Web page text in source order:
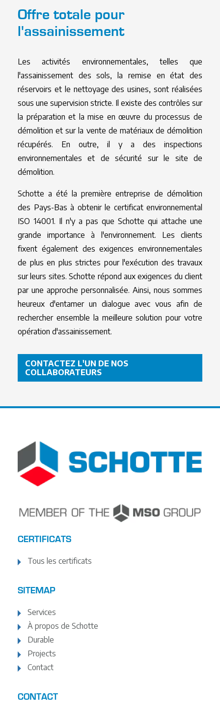
Offre totale pour
l'assainissement
Les activités environnementales, telles que
l'assainissement des sols, la remise en état des
réservoirs et le nettoyage des usines, sont réalisées
sous une supervision stricte. Il existe des contrôles sur
la préparation et la mise en œuvre du processus de
démolition et sur la vente de matériaux de démolition
récupérés. En outre, il y a des inspections
environnementales et de sécurité sur le site de
démolition.
Schotte a été la première entreprise de démolition
des Pays-Bas à obtenir le certificat environnemental
ISO 14001. Il n'y a pas que Schotte qui attache une
grande importance à l'environnement. Les clients
fixent également des exigences environnementales
de plus en plus strictes pour l'exécution des travaux
sur leurs sites. Schotte répond aux exigences du client
par une approche personnalisée. Ainsi, nous sommes
heureux d'entamer un dialogue avec vous afin de
rechercher ensemble la meilleure solution pour votre
opération d'assainissement.
CONTACTEZ L'UN DE NOS
COLLABORATEURS
CERTIFICATS
Tous les certificats
SITEMAP
Services
À propos de Schotte
Durable
Projects
Contact
CONTACT